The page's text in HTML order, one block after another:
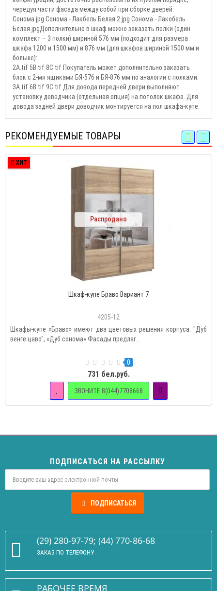
чередуя части фасада между собой при сборке дверей:
Сонома.jpg Сонома - Лакбель Белая 2.jpg Сонома - Лакобель
Белая.jpgДополнительно в шкаф можно заказать полки (один
комплект – 3 полки) шириной 576 мм (подходит для размера
шкафа 1200 и 1500 мм) и 876 мм (для шкафов шириной 1500 мм и
больше):
2А.tif 5B.tif 8C.tif Покупатель может дополнительно заказать
блок с 2-мя ящиками БЯ-576 и БЯ-876 мм по аналогии с полками:
3А.tif 6B.tif 9C.tif Для довода передней двери выполняют
установку доводчика (отдельная опция) на потолок шкафа. Для
довода задней двери доводчик монтируется на пол шкафа-купе.
РЕКОМЕНДУЕМЫЕ ТОВАРЫ
ХИТ
Распродано
Шкаф-купе Браво Вариант 7
4205-12
Шкафы-купе «Браво» имеют два цветовых решения корпуса: "Дуб
венге цаво", «Дуб сонома».Фасады предлаг..
0
731 бел.руб.
ЗВОНИТЕ 8(044)7708668
ПОДПИСАТЬСЯ НА РАССЫЛКУ
ПОДПИСАТЬСЯ
(29) 280-97-79; (44) 770-86-68
ЗАКАЗ ПО ТЕЛЕФОНУ
РАБОЧЕЕ ВРЕМЯ